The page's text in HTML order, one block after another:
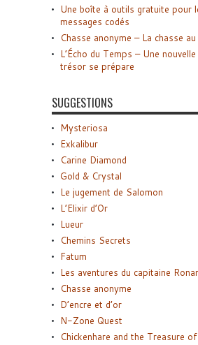
Une boîte à outils gratuite pour
messages codés
Chasse anonyme – La chasse
L’Écho du Temps – Une
trésor se prépare
SUGGESTIONS
Mysteriosa
Exkalibur
Carine Diamond
Gold & Crystal
Le jugement de Salomon
L’Elixir d’Or
Lueur
Chemins Secrets
Fatum
Les aventures du capitaine
Chasse anonyme
D’encre et d’or
N-Zone Quest
Chickenhare and the Treasure